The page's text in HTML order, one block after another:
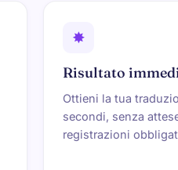
✸
Risultato
Ottieni la tua
secondi, senza
registrazioni